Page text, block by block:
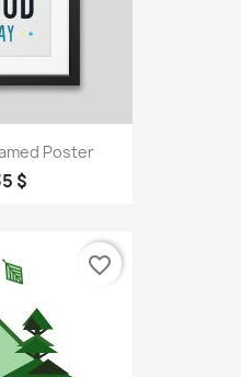
Poster
$
favorite_border